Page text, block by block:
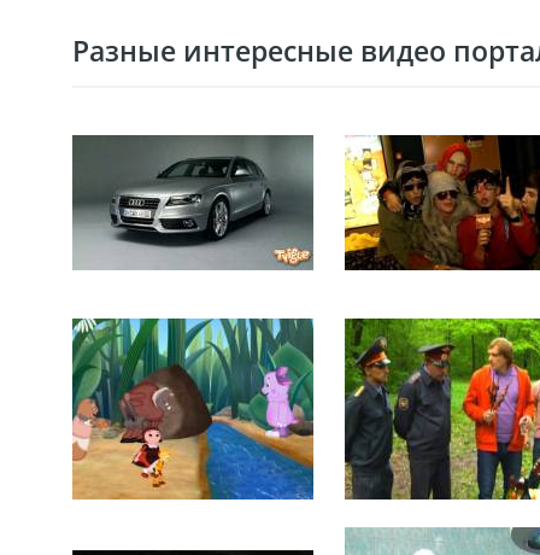
Разные интересные видео